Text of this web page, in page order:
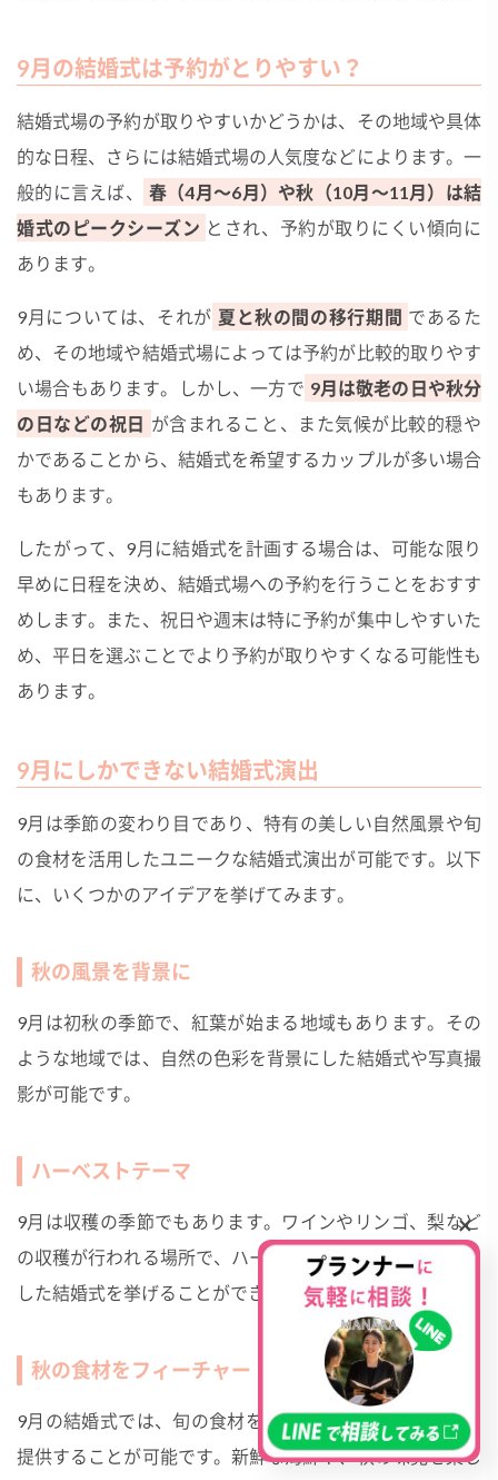
9月の結婚式は予約がとりやすい？
結婚式場の予約が取りやすいかどうかは、その地域や具体
的な日程、さらには結婚式場の人気度などによります。一
般的に言えば、
春（4月〜6月）や秋（10月〜11月）は結
婚式のピークシーズン とされ、予約が取りにくい傾向に
あります。
9月については、それが 夏と秋の間の移行期間 であるた
め、その地域や結婚式場によっては予約が比較的取りやす
い場合もあります。しかし、一方で 9月は敬老の日や秋分
の日などの祝日 が含まれること、また気候が比較的穏や
かであることから、結婚式を希望するカップルが多い場合
もあります。
したがって、9月に結婚式を計画する場合は、可能な限り
早めに日程を決め、結婚式場への予約を行うことをおすす
めします。また、祝日や週末は特に予約が集中しやすいた
め、平日を選ぶことでより予約が取りやすくなる可能性も
あります。
9月にしかできない結婚式演出
9月は季節の変わり目であり、特有の美しい自然風景や旬
の食材を活用したユニークな結婚式演出が可能です。以下
に、いくつかのアイデアを挙げてみます。
秋の風景を背景に
9月は初秋の季節で、紅葉が始まる地域もあります。その
ような地域では、自然の色彩を背景にした結婚式や写真撮
影が可能です。
ハーベストテーマ
9月は収穫の季節でもあります。ワインやリンゴ、梨など
の収穫が行われる場所で、ハーベスト（収穫）をテーマに
した結婚式を挙げることができます。
秋の食材をフィーチャー
9月の結婚式では、旬の食材を活用した特別なメニューを
提供することが可能です。新鮮な海鮮や、秋の味覚を楽し
×